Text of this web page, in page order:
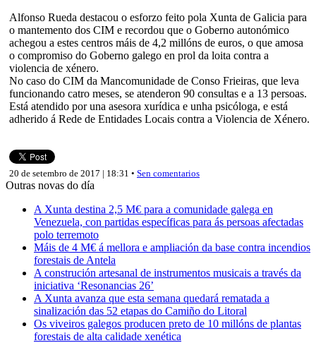
Alfonso Rueda destacou o esforzo feito pola Xunta de Galicia para
o mantemento dos CIM e recordou que o Goberno autonómico
achegou a estes centros máis de 4,2 millóns de euros, o que amosa
o compromiso do Goberno galego en prol da loita contra a
violencia de xénero.
No caso do CIM da Mancomunidade de Conso Frieiras, que leva
funcionando catro meses, se atenderon 90 consultas e a 13 persoas.
Está atendido por una asesora xurídica e unha psicóloga, e está
adherido á Rede de Entidades Locais contra a Violencia de Xénero.
20 de setembro de 2017 | 18:31 • Sen comentarios
Outras novas do día
A Xunta destina 2,5 M€ para a comunidade galega en
Venezuela, con partidas específicas para ás persoas afectadas
polo terremoto
Máis de 4 M€ á mellora e ampliación da base contra incendios
forestais de Antela
A construción artesanal de instrumentos musicais a través da
iniciativa ‘Resonancias 26’
A Xunta avanza que esta semana quedará rematada a
sinalización das 52 etapas do Camiño do Litoral
Os viveiros galegos producen preto de 10 millóns de plantas
forestais de alta calidade xenética